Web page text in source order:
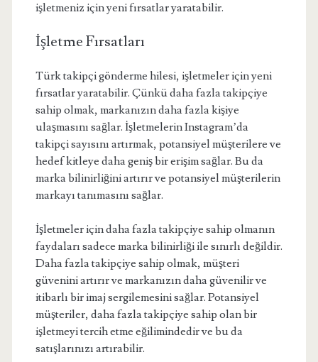
işletmeniz için yeni fırsatlar yaratabilir.
İşletme Fırsatları
Türk takipçi gönderme hilesi, işletmeler için yeni
fırsatlar yaratabilir. Çünkü daha fazla takipçiye
sahip olmak, markanızın daha fazla kişiye
ulaşmasını sağlar. İşletmelerin Instagram’da
takipçi sayısını artırmak, potansiyel müşterilere ve
hedef kitleye daha geniş bir erişim sağlar. Bu da
marka bilinirliğini artırır ve potansiyel müşterilerin
markayı tanımasını sağlar.
İşletmeler için daha fazla takipçiye sahip olmanın
faydaları sadece marka bilinirliği ile sınırlı değildir.
Daha fazla takipçiye sahip olmak, müşteri
güvenini artırır ve markanızın daha güvenilir ve
itibarlı bir imaj sergilemesini sağlar. Potansiyel
müşteriler, daha fazla takipçiye sahip olan bir
işletmeyi tercih etme eğilimindedir ve bu da
satışlarınızı artırabilir.